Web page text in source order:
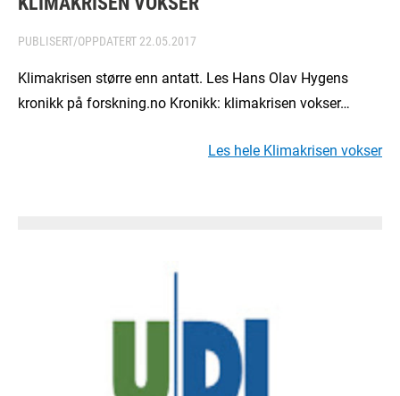
PUBLISERT/OPPDATERT 22.05.2017
Klimakrisen større enn antatt. Les Hans Olav Hygens
kronikk på forskning.no Kronikk: klimakrisen vokser…
Les hele Klimakrisen vokser